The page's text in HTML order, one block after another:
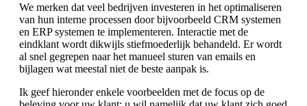
We merken dat veel bedrijven investeren in het optimaliseren
van hun interne processen door bijvoorbeeld CRM systemen
en ERP systemen te implementeren. Interactie met de
eindklant wordt dikwijls stiefmoederlijk behandeld. Er wordt
al snel gegrepen naar het manueel sturen van emails en
bijlagen wat meestal niet de beste aanpak is.
Ik geef hieronder enkele voorbeelden met de focus op de